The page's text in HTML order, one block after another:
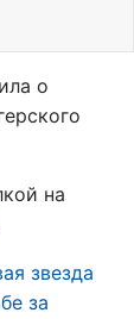
о
на
звезда
за